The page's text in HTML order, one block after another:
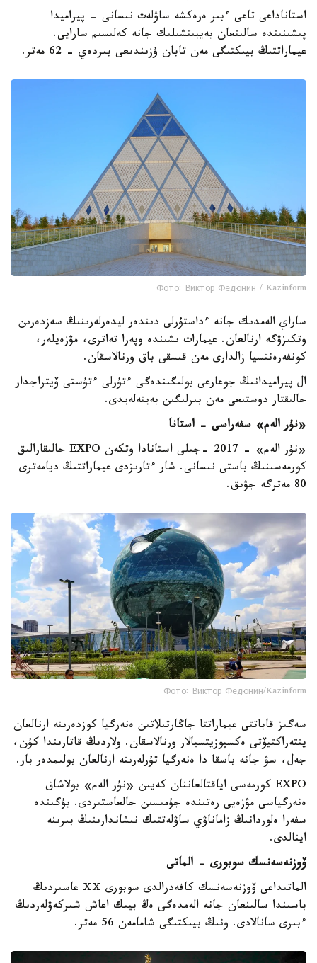
استاناداعى تاعى ءبىر ەرەكشە ساۋلەت نىسانى - پيراميدا
پىشىنىندە سالىنعان بەيبىتشىلىك جانە كەلىسىم سارايى.
عيماراتتىڭ بيىكتىگى مەن تابان ۇزىندىعى بىردەي - 62 مەتر.
Фото: Виктор Федюнин / Kazinform
ساراي الەمدىك جانە ءداستۇرلى دىندەر ليدەرلەرىنىڭ سەزدەرىن
وتكىزۋگە ارنالعان. عيمارات ىشىندە وپەرا تەاترى، مۋزەيلەر،
كونفەرەنتسيا زالدارى مەن قىسقى باق ورنالاسقان.
ال پيراميدانىڭ جوعارعى بولىگىندەگى ءتۇرلى ءتۇستى ۆيتراجدار
حالىقتار دوستىعى مەن بىرلىگىن بەينەلەيدى.
«نۇر الەم» سفەراسى - استانا
«نۇر الەم» - 2017 -جىلى استانادا وتكەن EXPO حالىقارالىق
كورمەسىنىڭ باستى نىسانى. شار ءتارىزدى عيماراتتىڭ ديامەترى
80 مەترگە جۋىق.
Фото: Виктор Федюнин/Kazinform
سەگىز قاباتتى عيماراتتا جاڭارتىلاتىن ەنەرگيا كوزدەرىنە ارنالعان
ينتەراكتيۆتى ەكسپوزيتسيالار ورنالاسقان. ولاردىڭ قاتارىندا كۇن،
جەل، سۋ جانە باسقا دا ەنەرگيا تۇرلەرىنە ارنالعان بولىمدەر بار.
EXPO كورمەسى اياقتالعاننان كەيىن «نۇر الەم» بولاشاق
ەنەرگياسى مۋزەيى رەتىندە جۇمىسىن جالعاستىردى. بۇگىندە
سفەرا ەلوردانىڭ زاماناۋي ساۋلەتتىك نىشاندارىنىڭ بىرىنە
اينالدى.
ۆوزنەسەنسك سوبورى - الماتى
الماتىداعى ۆوزنەسەنسك كافەدرالدى سوبورى ⅩⅩ عاسىردىڭ
باسىندا سالىنعان جانە الەمدەگى ەڭ بيىك اعاش شىركەۋلەردىڭ
ءبىرى سانالادى. ونىڭ بيىكتىگى شامامەن 56 مەتر.